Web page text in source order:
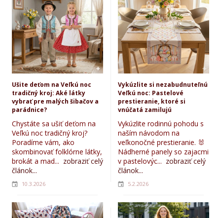
Ušite deťom na Veľkú noc
tradičný kroj: Aké látky
vybrať pre malých šibačov a
parádnice?
Chystáte sa ušiť deťom na
Veľkú noc tradičný kroj?
Poradíme vám, ako
skombinovať folklórne látky,
brokát a mad... zobraziť celý
článok...
10.3.2026
Vykúzlite si nezabudnuteľnú
Veľkú noc: Pastelové
prestieranie, ktoré si
vnúčatá zamilujú
Vykúzlite rodinnú pohodu s
naším návodom na
veľkonočné prestieranie. 🐰
Nádherné panely so zajacmi
v pastelovýc... zobraziť celý
článok...
5.2.2026